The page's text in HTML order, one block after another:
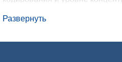
встраивается в процессы
закодироваться препаратом
Развернуть